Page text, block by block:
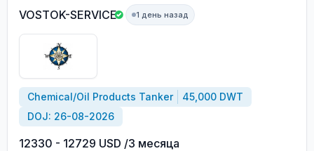
VOSTOK-SERVICE 1 день назад
Chemical/Oil Products Tanker
45,000 DWT
DOJ: 26-08-2026
12330 - 12729 USD /3 месяца